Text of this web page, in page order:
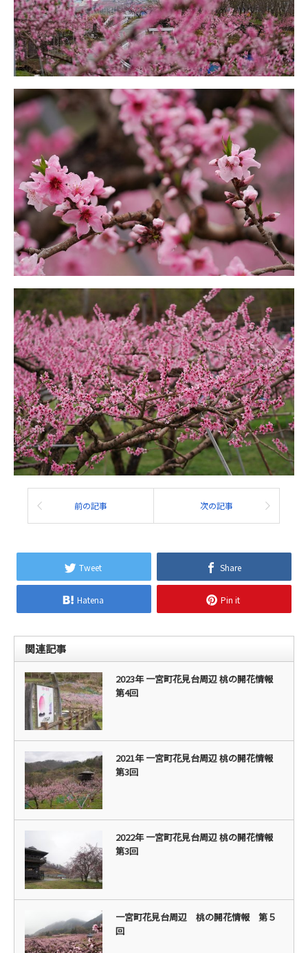
前の記事 次の記事
Tweet Share
Hatena Pin it
関連記事
2023年 一宮町花見台周辺 桃の開花情報
第4回
2021年 一宮町花見台周辺 桃の開花情報
第3回
2022年 一宮町花見台周辺 桃の開花情報
第3回
一宮町花見台周辺 桃の開花情報 第５
回